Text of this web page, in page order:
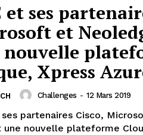
et ses
et
nouvelle
Xpress
Challenges - 12 Mars 2019
ses partenaires Cisco,
une nouvelle plateforme